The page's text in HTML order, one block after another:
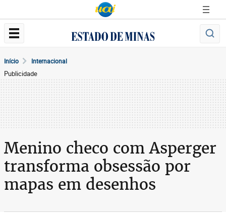
Início Internacional
Publicidade
Menino checo com Asperger
transforma obsessão por
mapas em desenhos